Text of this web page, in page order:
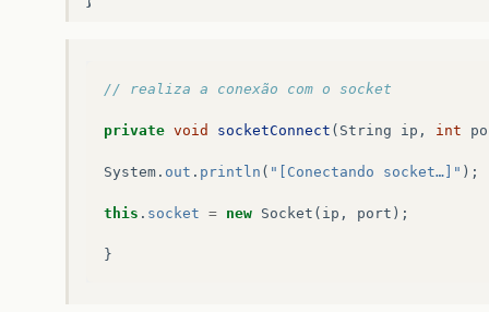
// realiza a conexão com o socket
private void socketConnect ( String ip , int
System . out . println ( "[Conectando socket…]" );
this . socket = new Socket ( ip , port );
}